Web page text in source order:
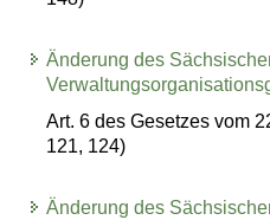
Änderung des
Art. 6 des Gesetzes vom
121, 124)
Änderung des